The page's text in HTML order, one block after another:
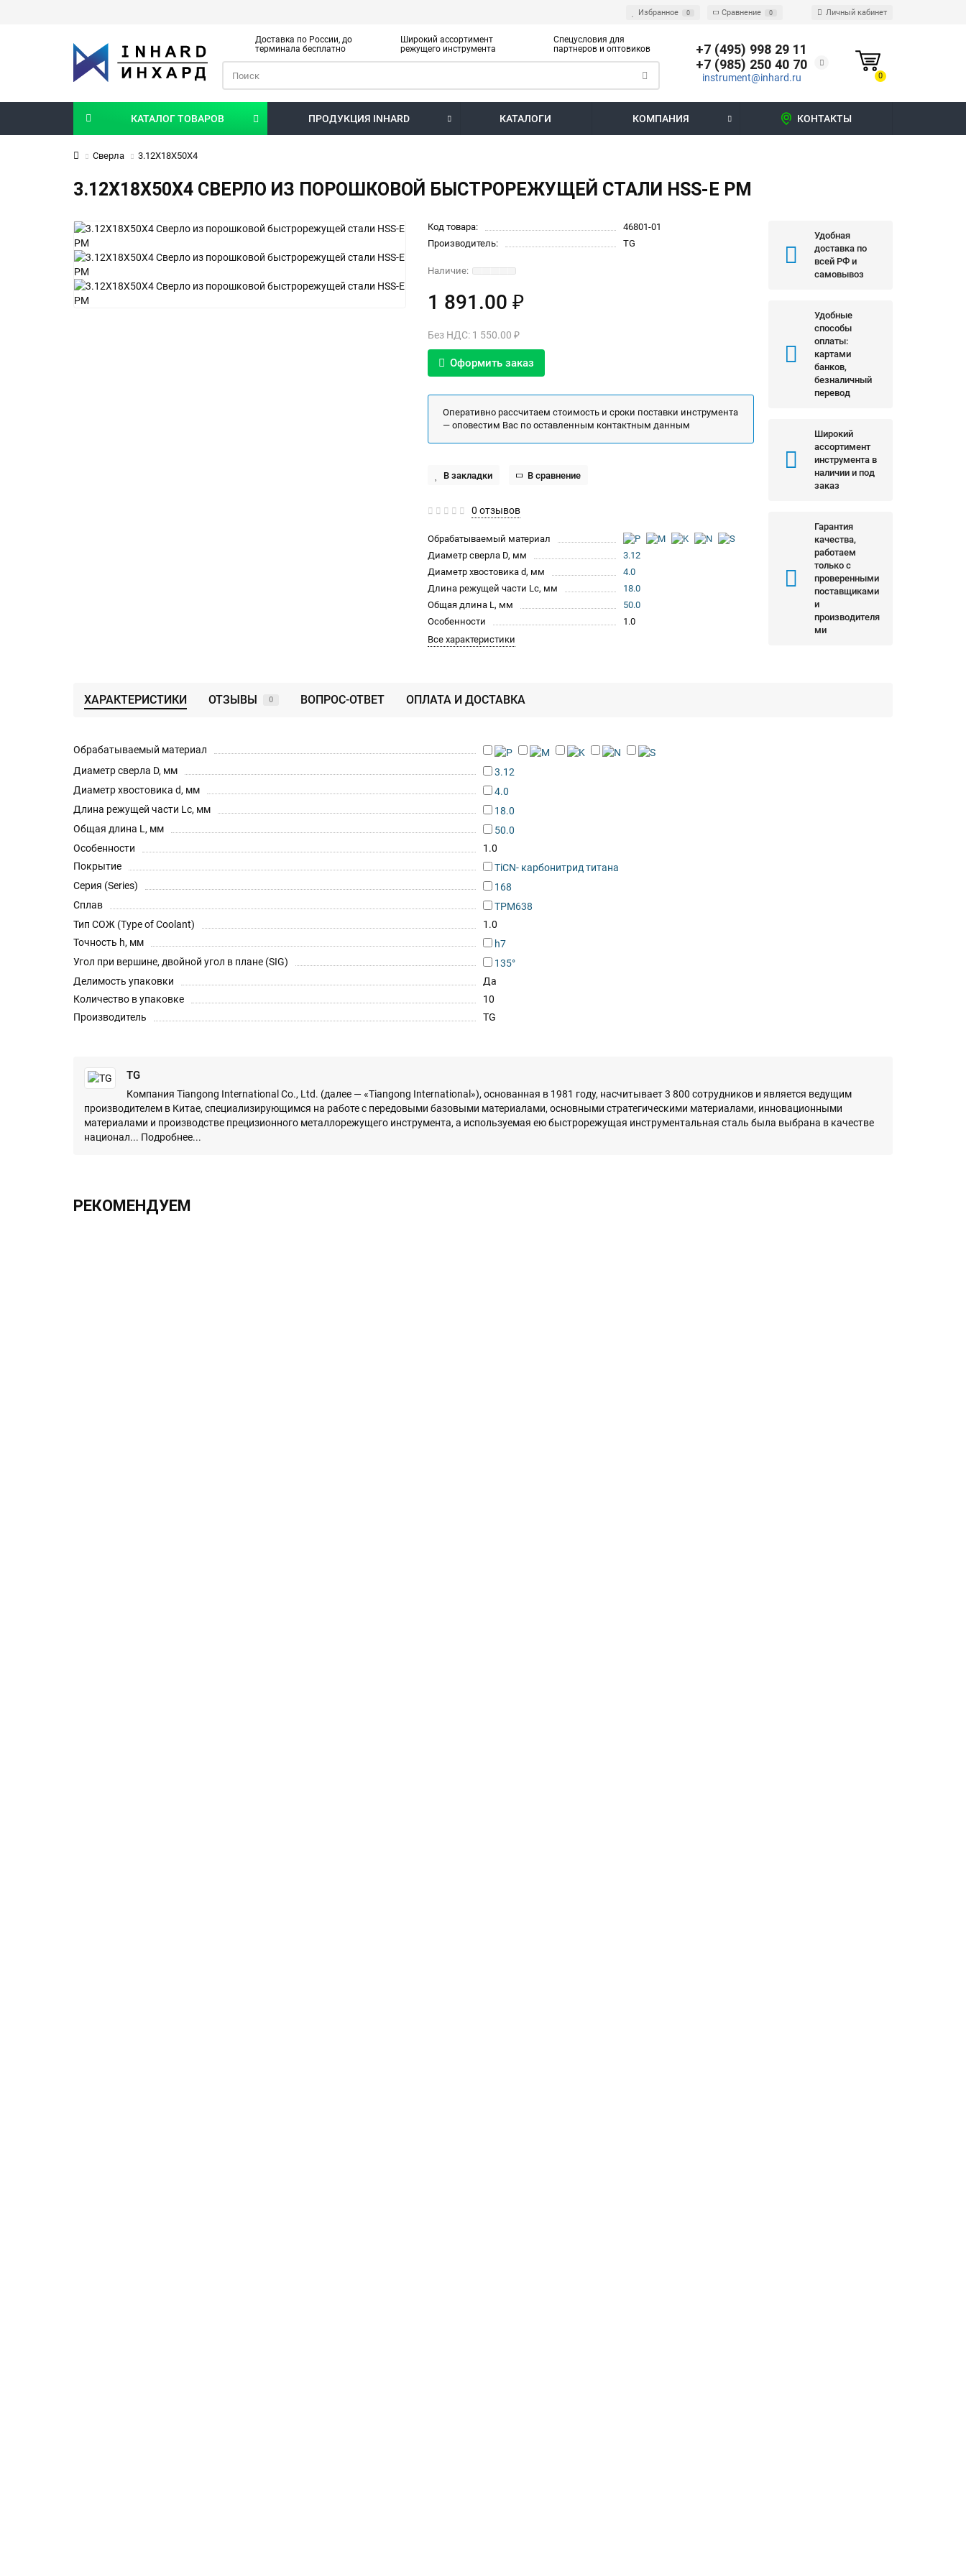
Избранное 0 Сравнение 0 Личный кабинет
Доставка по России, до
терминала бесплатно
Широкий ассортимент
режущего инструмента
Спецусловия для
партнеров и оптовиков
+7 (495) 998 29 11
+7 (985) 250 40 70
instrument@inhard.ru 0
КАТАЛОГ ТОВАРОВ ПРОДУКЦИЯ INHARD КАТАЛОГИ КОМПАНИЯ КОНТАКТЫ
Сверла 3.12X18X50X4
3.12X18X50X4 СВЕРЛО ИЗ ПОРОШКОВОЙ БЫСТРОРЕЖУЩЕЙ СТАЛИ HSS-E PM
Код товара:
46801-01
Производитель:
TG
1 891.00 ₽
Без НДС: 1 550.00 ₽
Оформить заказ
Оперативно рассчитаем стоимость и сроки поставки инструмента
— оповестим Вас по оставленным контактным данным
В закладки В сравнение
0 отзывов
Обрабатываемый материал
Диаметр сверла D, мм
3.12
Диаметр хвостовика d, мм
4.0
Длина режущей части Lc, мм
18.0
Общая длина L, мм
50.0
Особенности
1.0
Все характеристики
Удобная
доставка по
всей РФ и
самовывоз
Удобные
способы
оплаты:
картами
банков,
безналичный
перевод
Широкий
ассортимент
инструмента в
наличии и под
заказ
Гарантия
качества,
работаем
только с
проверенными
поставщиками
и
производителя
ми
ХАРАКТЕРИСТИКИ ОТЗЫВЫ 0 ВОПРОС-ОТВЕТ ОПЛАТА И ДОСТАВКА
Обрабатываемый материал
Диаметр сверла D, мм
3.12
Диаметр хвостовика d, мм
4.0
Длина режущей части Lc, мм
18.0
Общая длина L, мм
50.0
Особенности
1.0
Покрытие
TiCN- карбонитрид титана
Серия (Series)
168
Сплав
TPM638
Тип СОЖ (Type of Coolant)
1.0
Точность h, мм
h7
Угол при вершине, двойной угол в плане (SIG)
135°
Делимость упаковки
Да
Количество в упаковке
10
Производитель
TG
TG
Компания Tiangong International Co., Ltd. (далее — «Tiangong International»), основанная в 1981 году, насчитывает 3 800 сотрудников и является ведущим
производителем в Китае, специализирующимся на работе с передовыми базовыми материалами, основными стратегическими материалами, инновационными
материалами и производстве прецизионного металлорежущего инструмента, а используемая ею быстрорежущая инструментальная сталь была выбрана в качестве
национал... Подробнее...
РЕКОМЕНДУЕМ